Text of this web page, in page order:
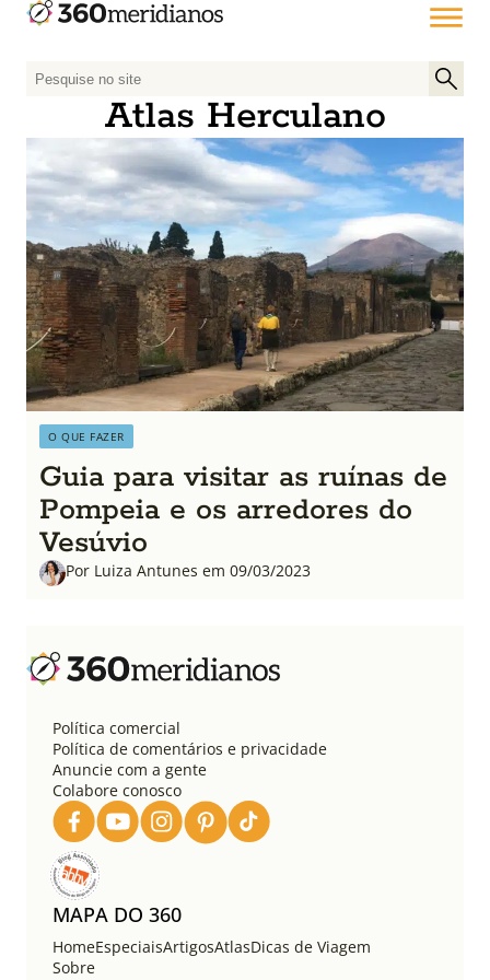
P
q
u
i
a
r
p
o
r
:
Atlas Herculano
O QUE FAZER
Guia para visitar as ruínas de
Pompeia e os arredores do
Vesúvio
Por Luiza Antunes em 09/03/2023
Política comercial
Política de comentários e privacidade
Anuncie com a gente
Colabore conosco
MAPA DO 360
HomeEspeciaisArtigosAtlasDicas de Viagem
Sobre